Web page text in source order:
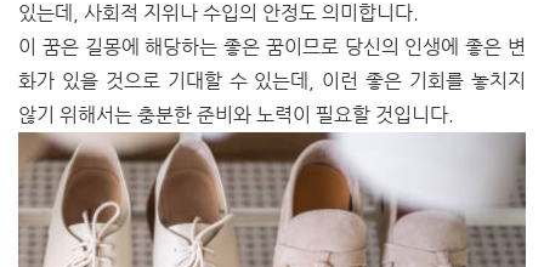
있는데, 사회적 지위나 수입의 안정도 의미합니다.
이 꿈은 길몽에 해당하는 좋은 꿈이므로 당신의 인생에 좋은 변
화가 있을 것으로 기대할 수 있는데, 이런 좋은 기회를 놓치지
않기 위해서는 충분한 준비와 노력이 필요할 것입니다.